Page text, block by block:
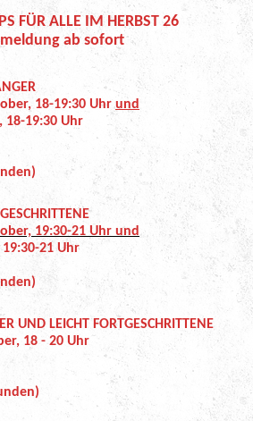
FÜR ALLE IM HERBST 26
ab sofort
18-19:30 Uhrund
18-19:30 Uhr
19:30-21 Uhr und
21 Uhr
UND LEICHT FORTGESCHRITTENE
18 - 20 Uhr